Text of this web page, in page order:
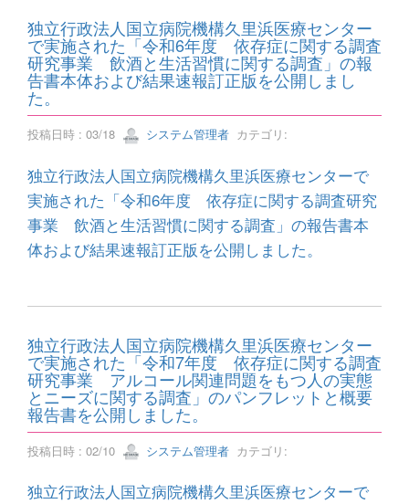
独立行政法人国立病院機構久里浜医療センター
で実施された「令和6年度 依存症に関する調査
研究事業 飲酒と生活習慣に関する調査」の報
告書本体および結果速報訂正版を公開しまし
た。
投稿日時 : 03/18 システム管理者 カテゴリ:
独立行政法人国立病院機構久里浜医療センターで
実施された「令和6年度 依存症に関する調査研究
事業 飲酒と生活習慣に関する調査」の報告書本
体および結果速報訂正版を公開しました。
独立行政法人国立病院機構久里浜医療センター
で実施された「令和7年度 依存症に関する調査
研究事業 アルコール関連問題をもつ人の実態
とニーズに関する調査」のパンフレットと概要
報告書を公開しました。
投稿日時 : 02/10 システム管理者 カテゴリ:
独立行政法人国立病院機構久里浜医療センターで